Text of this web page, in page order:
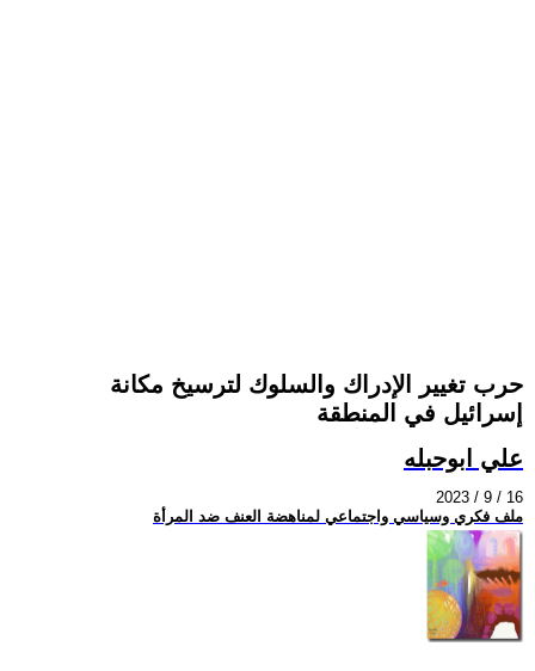
حرب تغيير الإدراك والسلوك لترسيخ مكانة
إسرائيل في المنطقة
علي ابوحبله
2023 / 9 / 16
ملف فكري وسياسي واجتماعي لمناهضة العنف ضد المرأة